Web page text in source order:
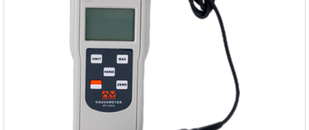
e-Plus Innovation